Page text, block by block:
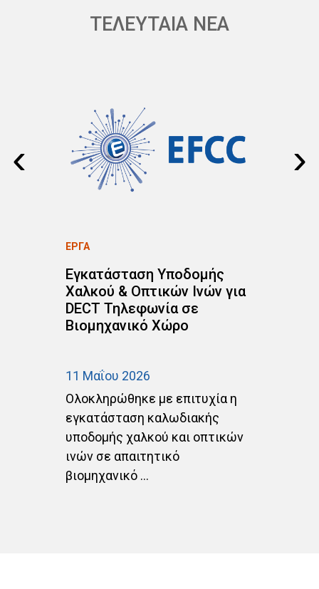
ΤΕΛΕΥΤΑΙΑ ΝΕΑ
ΕΡΓΑ
Εγκατάσταση Υποδομής
Χαλκού & Οπτικών Ινών για
DECT Τηλεφωνία σε
Βιομηχανικό Χώρο
11 Μαΐου 2026
Ολοκληρώθηκε με επιτυχία η
εγκατάσταση καλωδιακής
υποδομής χαλκού και οπτικών
ινών σε απαιτητικό
βιομηχανικό ...
‹ ›